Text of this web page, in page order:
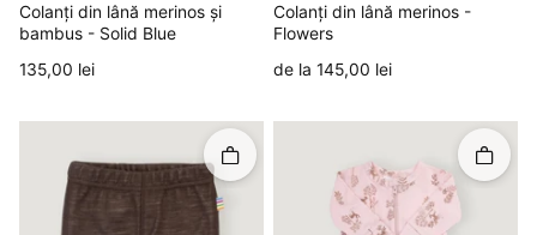
Colanți din lână merinos și
bambus - Solid Blue
Preț
135,00 lei
Colanți din lână merinos -
Flowers
Preț
de la 145,00 lei
Rapid în coș Rapid